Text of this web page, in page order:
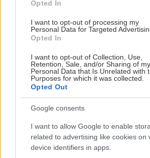
Opted In
I want to opt-out of processing my
Personal Data for Targeted
Opted In
I want to opt-out of Collection, Use,
Retention, Sale, and/or Sharing of my
Personal Data that Is Unrelated with
Purposes for which it was collected.
Opted Out
Google consents
I want to allow Google to enable
related to advertising like cookies on
device identifiers in apps.
Aktuality
Super
záhrady
pálenky
Premena záhradnej chatky
na celoročné bývanie,
všetko o alternatívnych
toaletách a ešte oveľa viac!
Februárový Urob si sám je